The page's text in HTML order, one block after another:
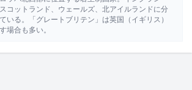
スコットランド、ウェールズ、北アイルランドに分
いる。「グレートブリテン」は英国（イギリス）
場合も多い。